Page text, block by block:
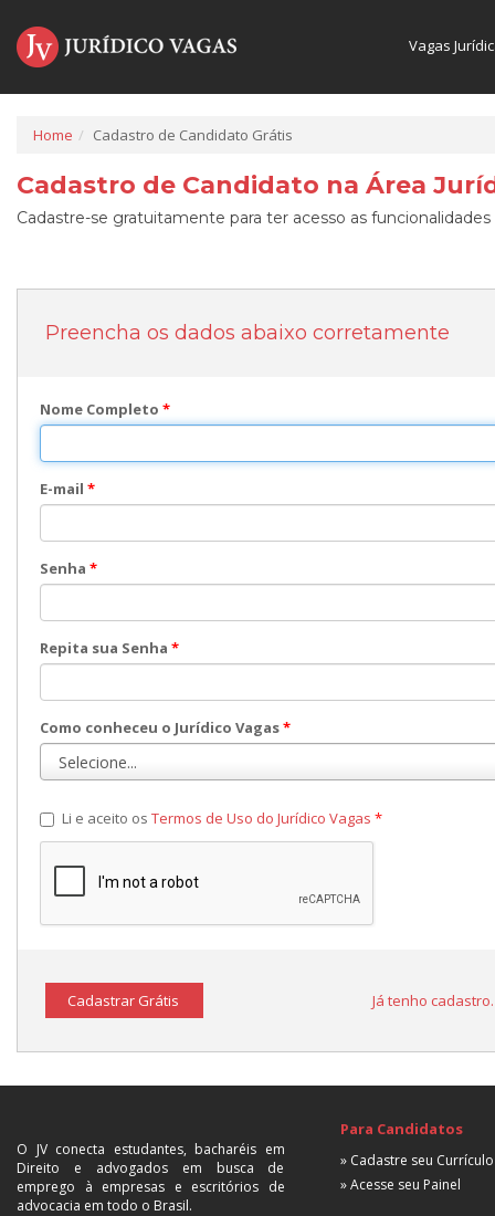
Vagas
Home Cadastro de Candidato Grátis
Cadastro de Candidato na Área
Cadastre-se gratuitamente para ter acesso as
Preencha os dados abaixo corretamente
Nome Completo *
E-mail *
Senha *
Repita sua Senha *
Como conheceu o Jurídico Vagas*
Li e aceito os Termos de Uso do Jurídico Vagas *
Cadastrar Grátis Já tenho
O JV conecta estudantes, bacharéis em
Direito e advogados em busca de
emprego à empresas e escritórios de
advocacia em todo o Brasil.
Para Candidatos
» Cadastre seu Currículo
» Acesse seu Painel